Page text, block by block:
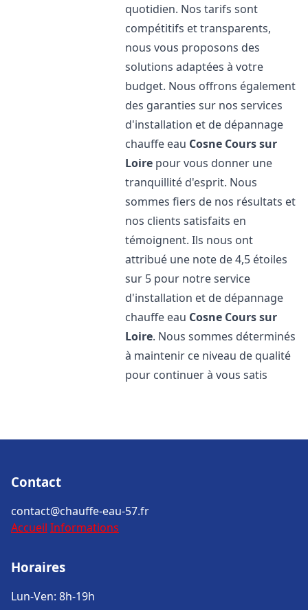
quotidien. Nos tarifs sont
compétitifs et transparents,
nous vous proposons des
solutions adaptées à votre
budget. Nous offrons également
des garanties sur nos services
d'installation et de dépannage
chauffe eau Cosne Cours sur
Loire pour vous donner une
tranquillité d'esprit. Nous
sommes fiers de nos résultats et
nos clients satisfaits en
témoignent. Ils nous ont
attribué une note de 4,5 étoiles
sur 5 pour notre service
d'installation et de dépannage
chauffe eau Cosne Cours sur
Loire. Nous sommes déterminés
à maintenir ce niveau de qualité
pour continuer à vous satis
Contact
contact@chauffe-eau-57.fr
Accueil Informations
Horaires
Lun-Ven: 8h-19h